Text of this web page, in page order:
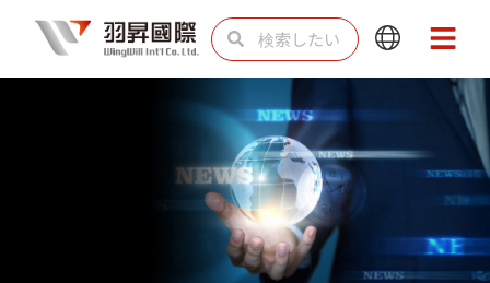
を
検
索 索
Main
Menu
Main
Menu